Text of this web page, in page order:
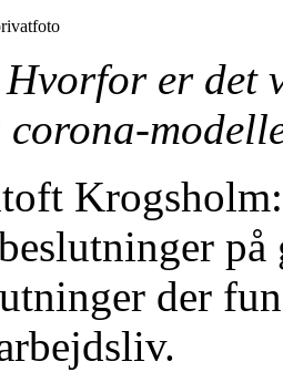
er det
corona-
der